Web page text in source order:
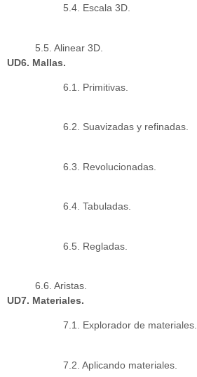
5.4. Escala 3D.
5.5. Alinear 3D.
UD6. Mallas.
6.1. Primitivas.
6.2. Suavizadas y refinadas.
6.3. Revolucionadas.
6.4. Tabuladas.
6.5. Regladas.
6.6. Aristas.
UD7. Materiales.
7.1. Explorador de materiales.
7.2. Aplicando materiales.